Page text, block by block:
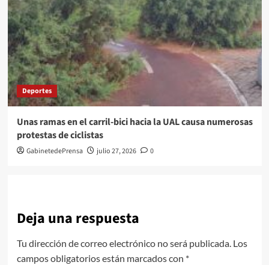
Deportes
Unas ramas en el carril-bici hacia la UAL causa numerosas
protestas de ciclistas
GabinetedePrensa julio 27, 2026 0
Deja una respuesta
Tu dirección de correo electrónico no será publicada. Los
campos obligatorios están marcados con *